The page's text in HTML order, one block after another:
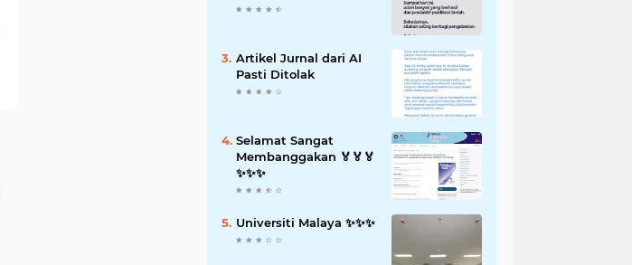
Artikel Jurnal dari AI
Pasti Ditolak
Selamat Sangat
Membanggakan 🏅🏅🏅
✨️✨️✨️
Universiti Malaya ✨️✨️✨️